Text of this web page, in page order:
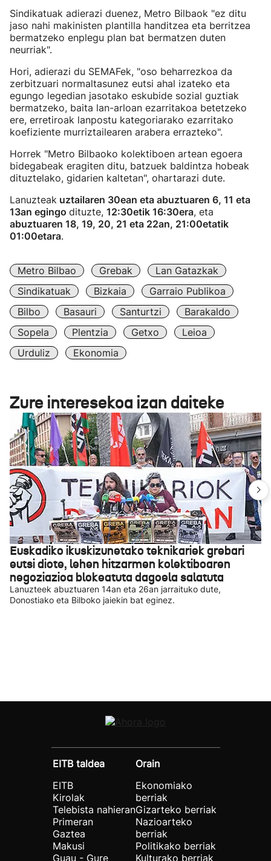
Sindikatuak adierazi duenez, Metro Bilbaok "ez ditu
jaso nahi makinisten plantilla handitzea eta berritzea
bermatzeko enplegu plan bat bermatzen duten
neurriak".
Hori, adierazi du SEMAFek, "oso beharrezkoa da
zerbitzuari normaltasunez eutsi ahal izateko eta
egungo legedian jasotako eskubide sozial guztiak
bermatzeko, baita lan-arloan ezarritakoa betetzeko
ere, erretiroak lanpostu kategoriarako ezarritako
koefiziente murriztailearen arabera errazteko".
Horrek "Metro Bilbaoko kolektiboen artean egoera
bidegabeak eragiten ditu, batzuek baldintza hobeak
dituztelako, gidarien kaltetan", ohartarazi dute.
Lanuzteak uztailaren 30ean eta abuztuaren 6, 11 eta
13an egingo dituzte, 12:30etik 16:30era, eta
abuztuaren 18, 19, 20, 21 eta 22an, 21:00etatik
01:00etara.
Metro Bilbao Grebak
Lan Gatazkak
Sindikatuak
Bizkaia
Garraio Publikoa
Bilbo
Basauri Santurtzi
Barakaldo
Sopela
Plentzia Getxo
Leioa
Urduliz
Ekonomia
Zure interesekoa izan daiteke
Euskadiko ikuskizunetako teknikariek grebari
eutsi diote, lehen hitzarmen kolektiboaren
negoziazioa blokeatuta dagoela salatuta
Lanuzteek abuztuaren 14an eta 26an jarraituko dute,
Donostiako eta Bilboko jaiekin bat eginez.
EITB taldea
EITB
Kirolak
Telebista nahieran
Primeran
Gaztea
Makusi
Guau - Gure
Orain
Ekonomiako
berriak
Gizarteko berriak
Nazioarteko
berriak
Politikako berriak
Kulturako berriak